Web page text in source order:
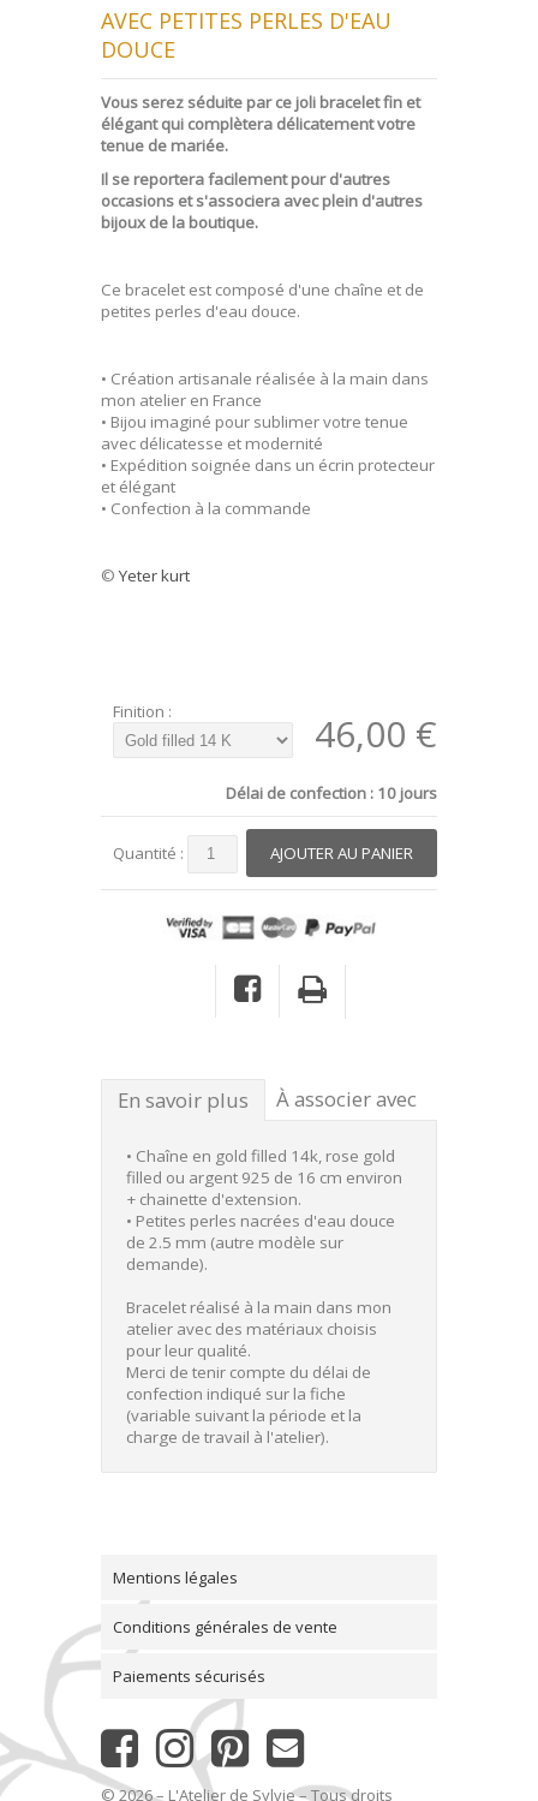
AVEC PETITES PERLES D'EAU
DOUCE
Vous serez séduite par ce joli bracelet fin et
élégant qui complètera délicatement votre
tenue de mariée.
Il se reportera facilement pour d'autres
occasions et s'associera avec plein d'autres
bijoux de la boutique.
Ce bracelet est composé d'une chaîne et de
petites perles d'eau douce.
• Création artisanale réalisée à la main dans
mon atelier en France
• Bijou imaginé pour sublimer votre tenue
avec délicatesse et modernité
• Expédition soignée dans un écrin protecteur
et élégant
• Confection à la commande
© Yeter kurt
Finition : 46,00 €
Délai de confection : 10 jours
Quantité :
En savoir plus À associer avec
• Chaîne en gold filled 14k, rose gold
filled ou argent 925 de 16 cm environ
+ chainette d'extension.
• Petites perles nacrées d'eau douce
de 2.5 mm (autre modèle sur
demande).
Bracelet réalisé à la main dans mon
atelier avec des matériaux choisis
pour leur qualité.
Merci de tenir compte du délai de
confection indiqué sur la fiche
(variable suivant la période et la
charge de travail à l'atelier).
Mentions légales
Conditions générales de vente
Paiements sécurisés
© 2026 – L'Atelier de Sylvie – Tous droits